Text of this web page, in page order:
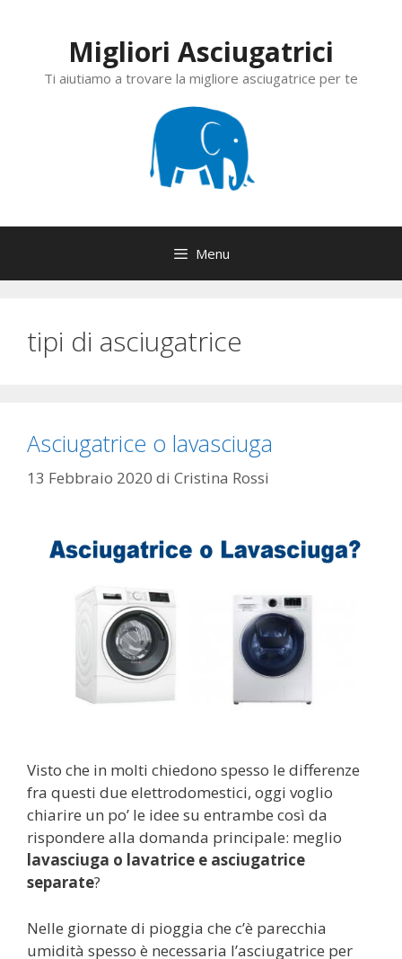
Migliori Asciugatrici
Ti aiutiamo a trovare la migliore asciugatrice per te
Menu
tipi di asciugatrice
Asciugatrice o lavasciuga
13 Febbraio 2020 di Cristina Rossi
Visto che in molti chiedono spesso le differenze
fra questi due elettrodomestici, oggi voglio
chiarire un po’ le idee su entrambe così da
rispondere alla domanda principale: meglio
lavasciuga o lavatrice e asciugatrice
separate?
Nelle giornate di pioggia che c’è parecchia
umidità spesso è necessaria l’asciugatrice per